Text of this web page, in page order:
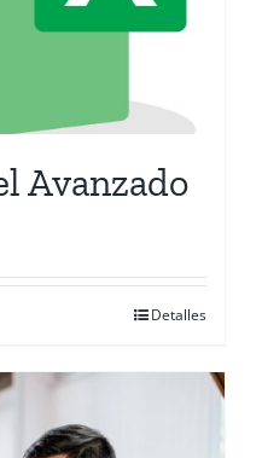
Avanzado
Detalles